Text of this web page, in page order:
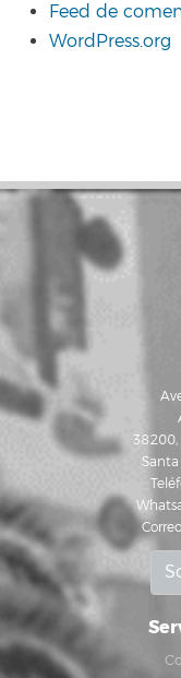
Feed de
WordPress.org
38200,